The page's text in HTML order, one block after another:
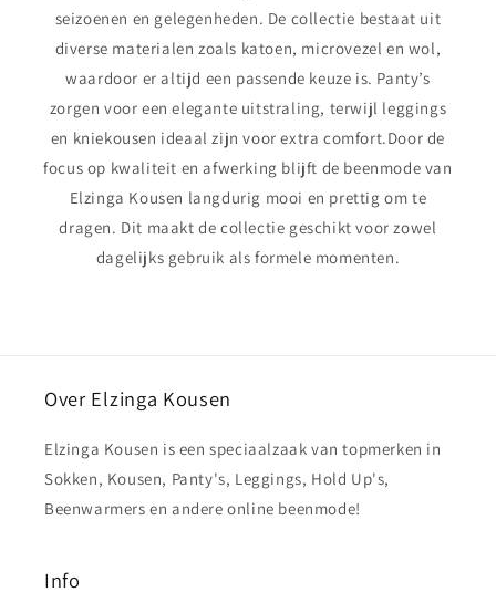
seizoenen en gelegenheden. De collectie bestaat uit
diverse materialen zoals katoen, microvezel en wol,
waardoor er altijd een passende keuze is. Panty’s
zorgen voor een elegante uitstraling, terwijl leggings
en kniekousen ideaal zijn voor extra comfort.Door de
focus op kwaliteit en afwerking blijft de beenmode van
Elzinga Kousen langdurig mooi en prettig om te
dragen. Dit maakt de collectie geschikt voor zowel
dagelijks gebruik als formele momenten.
Over Elzinga Kousen
Elzinga Kousen is een speciaalzaak van topmerken in
Sokken, Kousen, Panty's, Leggings, Hold Up's,
Beenwarmers en andere online beenmode!
Info